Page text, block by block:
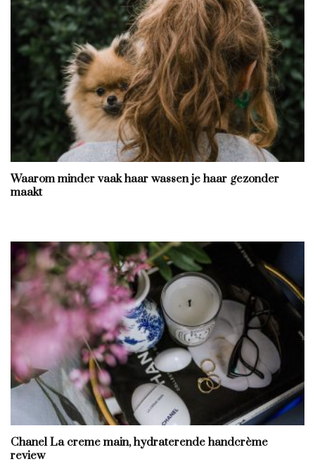
Waarom minder vaak haar wassen je haar gezonder
maakt
Chanel La creme main, hydraterende handcrème
review